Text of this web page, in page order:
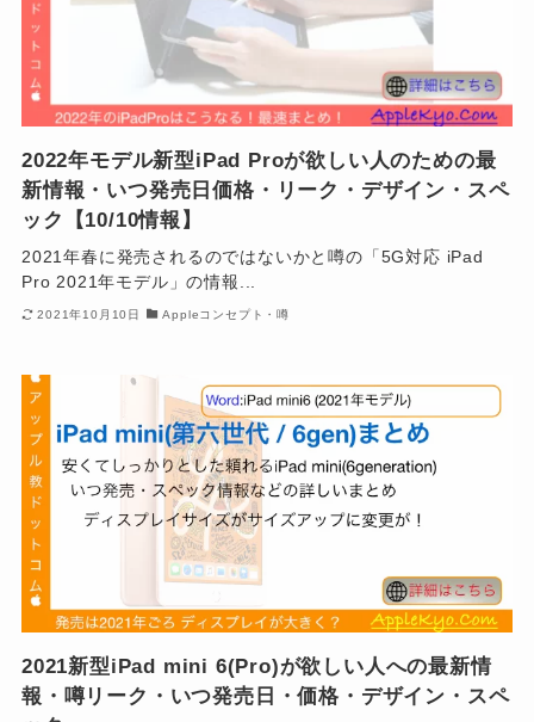
2022年モデル新型iPad Proが欲しい人のための最
新情報・いつ発売日価格・リーク・デザイン・スペ
ック【10/10情報】
2021年春に発売されるのではないかと噂の「5G対応 iPad
Pro 2021年モデル」の情報...
2021年10月10日 Appleコンセプト・噂
2021新型iPad mini 6(Pro)が欲しい人への最新情
報・噂リーク・いつ発売日・価格・デザイン・スペ